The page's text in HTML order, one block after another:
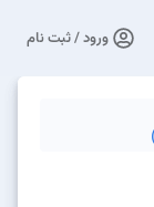
ورود / ثبت نام